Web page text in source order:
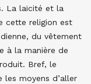
La laïcité et la
cette religion est
du vêtement
à la manière de
Bref, le
moyens d’aller